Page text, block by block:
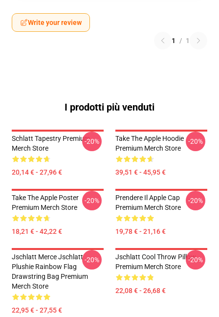
Write your review
1 / 1
I prodotti più venduti
Schlatt Tapestry Premium
Merch Store
20,14 € - 27,96 €
-20%
Take The Apple Hoodie
Premium Merch Store
39,51 € - 45,95 €
-20%
Take The Apple Poster
Premium Merch Store
18,21 € - 42,22 €
-20%
Prendere Il Apple Cap
Premium Merch Store
19,78 € - 21,16 €
-20%
Jschlatt Merce Jschlatt
Plushie Rainbow Flag
Drawstring Bag Premium
Merch Store
22,95 € - 27,55 €
-20%
Jschlatt Cool Throw Pillow
Premium Merch Store
22,08 € - 26,68 €
-20%